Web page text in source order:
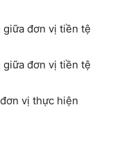
đơn vị tiền tệ
đơn vị tiền tệ
vị thực hiện